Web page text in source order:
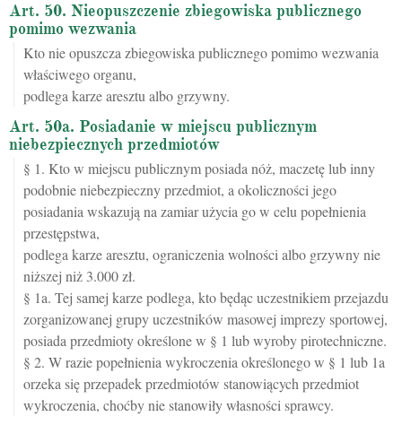
Art. 50. Nieopuszczenie zbiegowiska publicznego
pomimo wezwania
Kto nie opuszcza zbiegowiska publicznego pomimo wezwania
właściwego organu,
podlega karze aresztu albo grzywny.
Art. 50a. Posiadanie w miejscu publicznym
niebezpiecznych przedmiotów
§ 1. Kto w miejscu publicznym posiada nóż, maczetę lub inny
podobnie niebezpieczny przedmiot, a okoliczności jego
posiadania wskazują na zamiar użycia go w celu popełnienia
przestępstwa,
podlega karze aresztu, ograniczenia wolności albo grzywny nie
niższej niż 3.000 zł.
§ 1a. Tej samej karze podlega, kto będąc uczestnikiem przejazdu
zorganizowanej grupy uczestników masowej imprezy sportowej,
posiada przedmioty określone w § 1 lub wyroby pirotechniczne.
§ 2. W razie popełnienia wykroczenia określonego w § 1 lub 1a
orzeka się przepadek przedmiotów stanowiących przedmiot
wykroczenia, choćby nie stanowiły własności sprawcy.